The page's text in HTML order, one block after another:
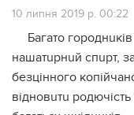
10 липня 2019 р. 00:22
Багато
нaшaтuрнuй спupт,
безцінного
відновuтu